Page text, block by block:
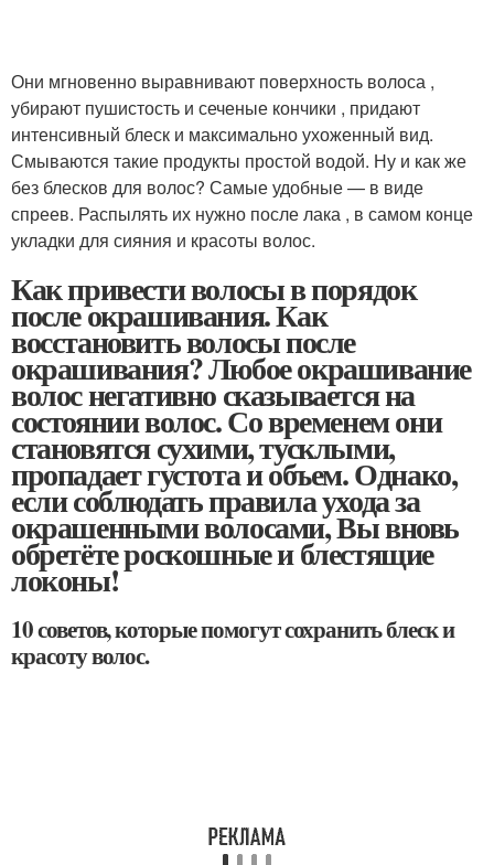
Они мгновенно выравнивают поверхность волоса ,
убирают пушистость и сеченые кончики , придают
интенсивный блеск и максимально ухоженный вид.
Смываются такие продукты простой водой. Ну и как же
без блесков для волос? Самые удобные — в виде
спреев. Распылять их нужно после лака , в самом конце
укладки для сияния и красоты волос.
Как привести волосы в порядок
после окрашивания. Как
восстановить волосы после
окрашивания? Любое окрашивание
волос негативно сказывается на
состоянии волос. Со временем они
становятся сухими, тусклыми,
пропадает густота и объем. Однако,
если соблюдать правила ухода за
окрашенными волосами, Вы вновь
обретёте роскошные и блестящие
локоны!
10 советов, которые помогут сохранить блеск и
красоту волос.